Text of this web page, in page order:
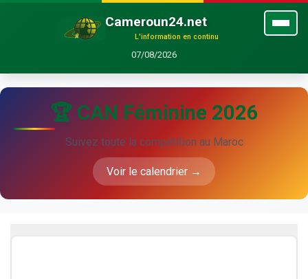
Cameroun24.net
L'information en continu
07/08/2026
🏆 CAN Féminine 2026
Suivez toute la compétition au Maroc
Voir le calendrier →